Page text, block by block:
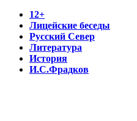
12+
Лицейские беседы
Русский Север
Литература
История
И.С.Фрадков